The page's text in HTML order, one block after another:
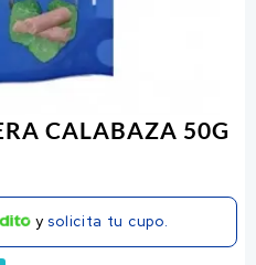
CALABAZA 50G
y solicita tu cupo.